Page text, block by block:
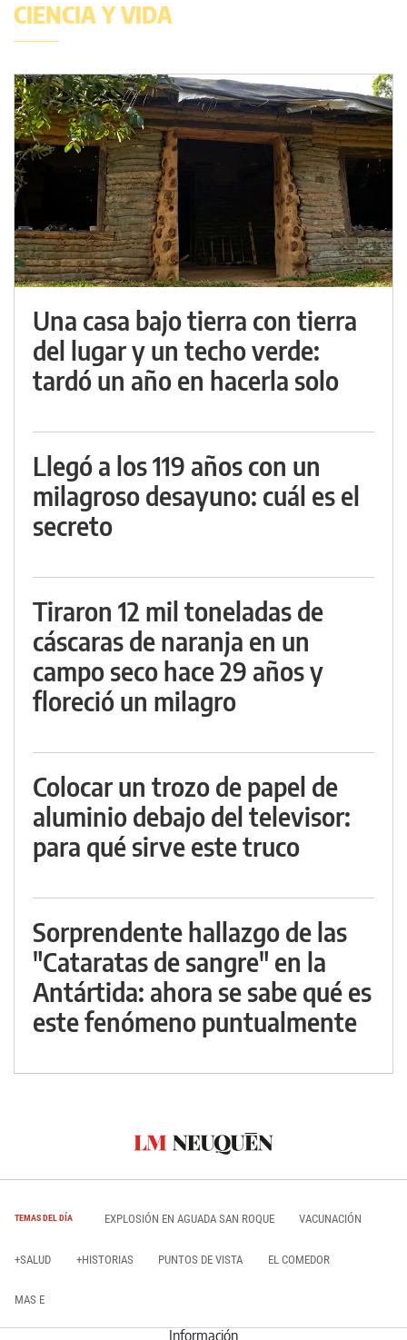
CIENCIA Y VIDA
Una casa bajo tierra con tierra
del lugar y un techo verde:
tardó un año en hacerla solo
Llegó a los 119 años con un
milagroso desayuno: cuál es el
secreto
Tiraron 12 mil toneladas de
cáscaras de naranja en un
campo seco hace 29 años y
floreció un milagro
Colocar un trozo de papel de
aluminio debajo del televisor:
para qué sirve este truco
Sorprendente hallazgo de las
"Cataratas de sangre" en la
Antártida: ahora se sabe qué es
este fenómeno puntualmente
TEMAS DEL DÍA EXPLOSIÓN EN AGUADA SAN ROQUE VACUNACIÓN
+SALUD +HISTORIAS PUNTOS DE VISTA EL COMEDOR
MAS E
Información